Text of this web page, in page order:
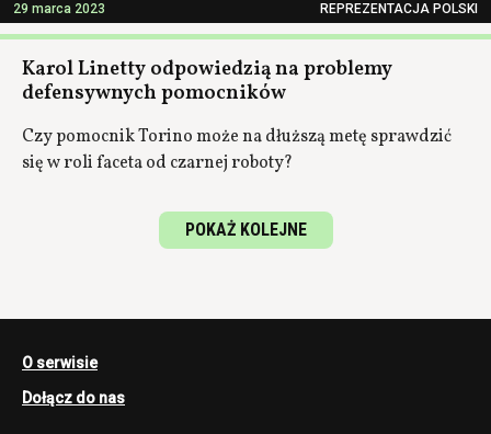
29 marca 2023 REPREZENTACJA POLSKI
Karol Linetty odpowiedzią na problemy
defensywnych pomocników
Czy pomocnik Torino może na dłuższą metę sprawdzić
się w roli faceta od czarnej roboty?
POKAŻ KOLEJNE
O serwisie
Dołącz do nas